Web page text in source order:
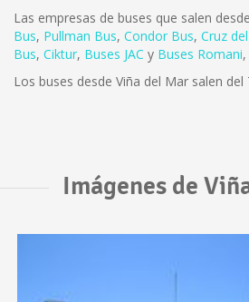
Las empresas de buses que salen
Bus, Pullman Bus, Condor Bus, Cruz
Bus, Ciktur, Buses JAC y Buses Romani,
Los buses desde Viña del Mar salen del
Imágenes de